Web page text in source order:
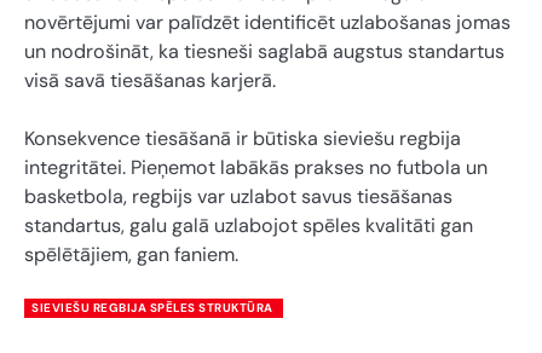
novērtējumi var palīdzēt identificēt uzlabošanas jomas
un nodrošināt, ka tiesneši saglabā augstus standartus
visā savā tiesāšanas karjerā.
Konsekvence tiesāšanā ir būtiska sieviešu regbija
integritātei. Pieņemot labākās prakses no futbola un
basketbola, regbijs var uzlabot savus tiesāšanas
standartus, galu galā uzlabojot spēles kvalitāti gan
spēlētājiem, gan faniem.
SIEVIEŠU REGBIJA SPĒLES STRUKTŪRA